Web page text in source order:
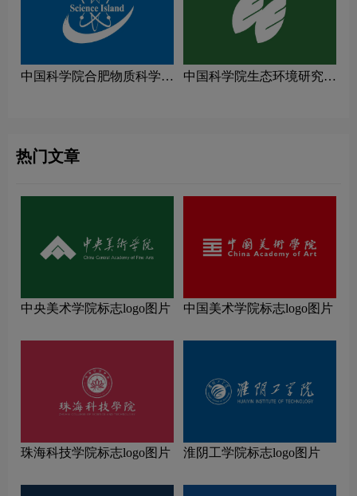
中国科学院合肥物质科学研
中国科学院生态环境研究中
热门文章
中央美术学院标志logo图片 中国美术学院标志logo图片
珠海科技学院标志logo图片 淮阴工学院标志logo图片